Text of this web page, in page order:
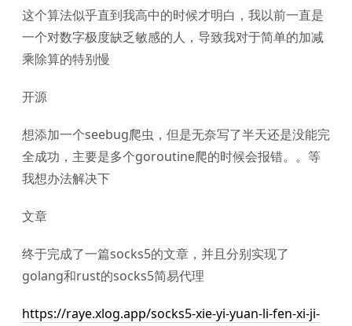
这个算法似乎直到我高中的时候才明白，我以前一直是
一个对数字极度缺乏敏感的人，导致我对于简单的加减
乘除算的特别慢
开源
想添加一个seebug爬虫，但是无奈写了半天还是没能完
全成功，主要是多个goroutine爬的时候会报错。。等
我想办法解决下
文章
终于完成了一篇socks5的文章，并且分别实现了
golang和rust的socks5简易代理
https://raye.xlog.app/socks5-xie-yi-yuan-li-fen-xi-ji-